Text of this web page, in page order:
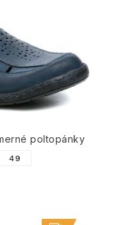
poltopánky
49